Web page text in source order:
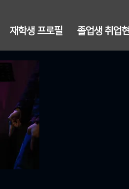
재학생 프로필 졸업생 취업